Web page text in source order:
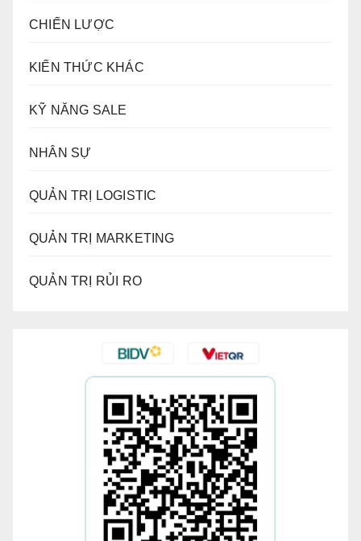
CHIẾN LƯỢC
KIẾN THỨC KHÁC
KỸ NĂNG SALE
NHÂN SỰ
QUẢN TRỊ LOGISTIC
QUẢN TRỊ MARKETING
QUẢN TRỊ RỦI RO